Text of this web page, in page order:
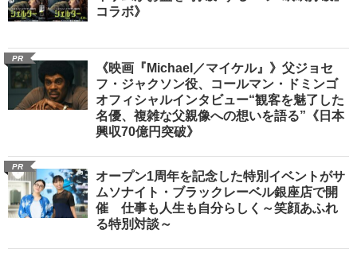
コラボ》
PR
《映画『Michael／マイケル』》父ジョセ
フ・ジャクソン役、コールマン・ドミンゴ
オフィシャルインタビュー“観客を魅了した
名優、複雑な父親像への想いを語る”《日本
興収70億円突破》
PR
オープン1周年を記念した特別イベントがサ
ムソナイト・ブラックレーベル銀座店で開
催 仕事も人生も自分らしく～笑顔あふれ
る特別対談～